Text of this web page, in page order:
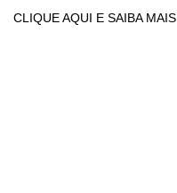
CLIQUE AQUI E SAIBA MAIS